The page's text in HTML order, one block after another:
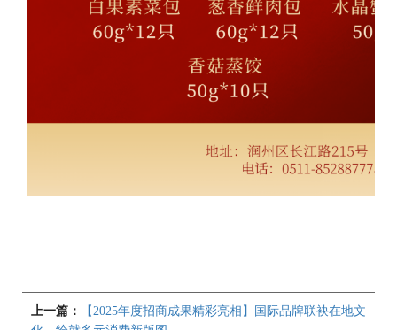
上一篇：
【2025年度招商成果精彩亮相】国际品牌联袂在地文